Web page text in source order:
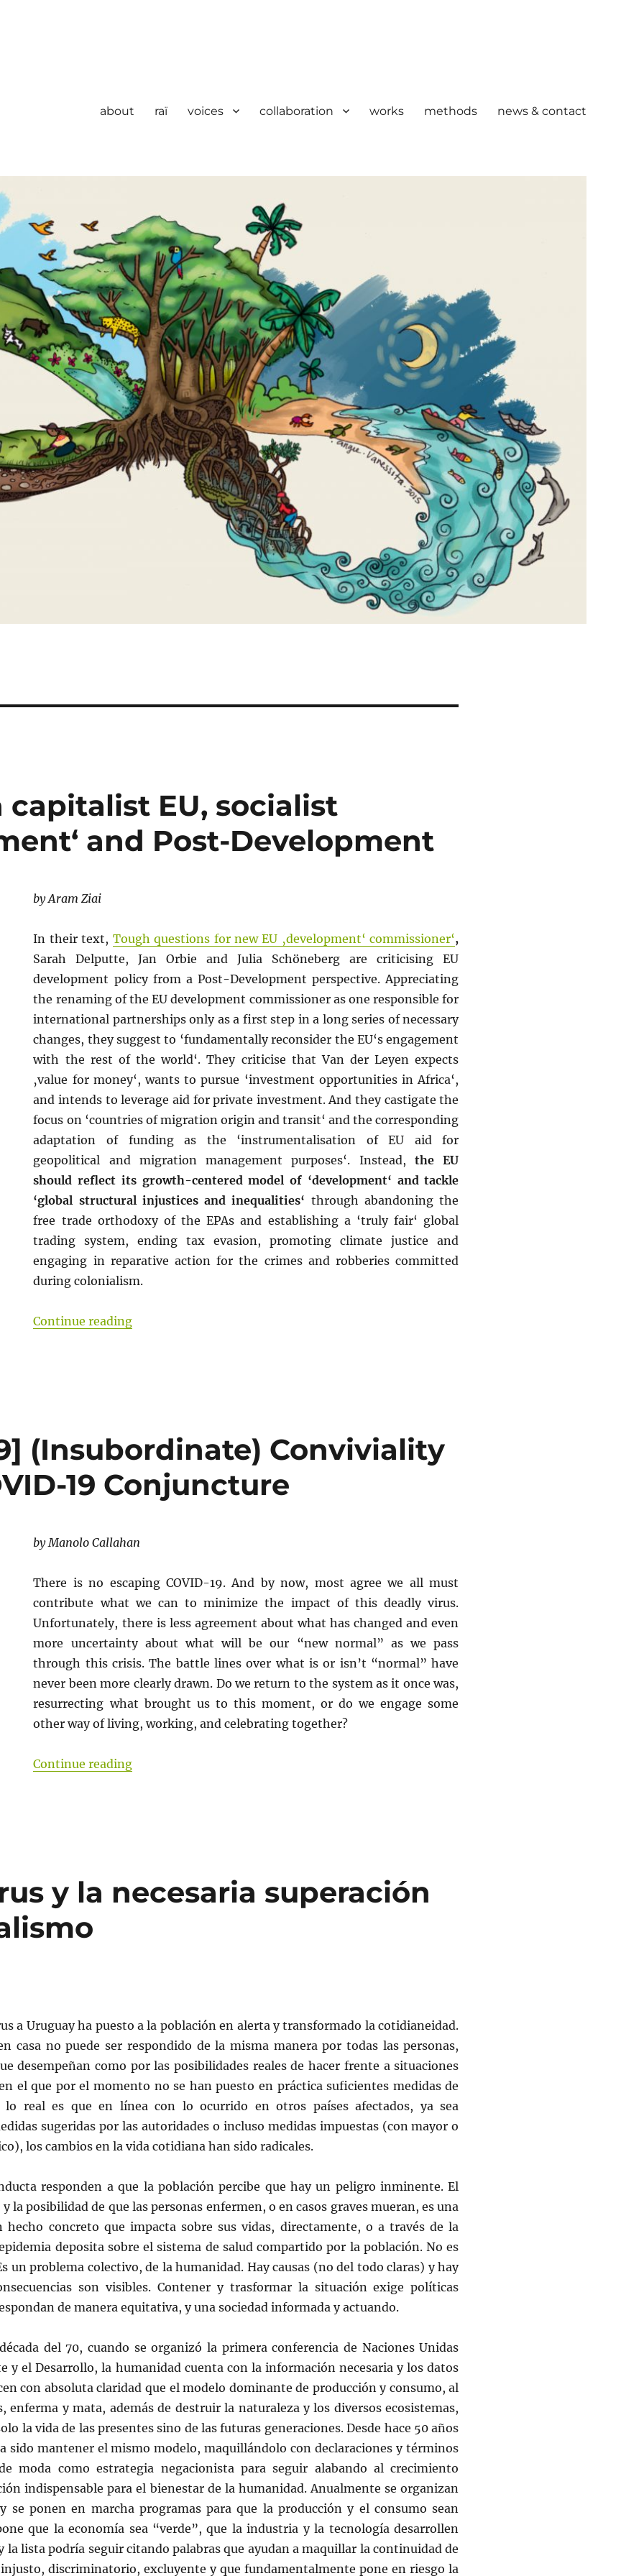
about raï voices collaboration works methods news & contact
capitalist EU, socialist
and Post-Development
by Aram Ziai
In their text, Tough questions for new EU ‚development‘ commissioner‘,
Sarah Delputte, Jan Orbie and Julia Schöneberg are criticising EU
development policy from a Post-Development perspective. Appreciating
the renaming of the EU development commissioner as one responsible for
international partnerships only as a first step in a long series of necessary
changes, they suggest to ‘fundamentally reconsider the EU‘s engagement
with the rest of the world‘. They criticise that Van der Leyen expects
‚value for money‘, wants to pursue ‘investment opportunities in Africa‘,
and intends to leverage aid for private investment. And they castigate the
focus on ‘countries of migration origin and transit‘ and the corresponding
adaptation of funding as the ‘instrumentalisation of EU aid for
geopolitical and migration management purposes‘. Instead,the EU
should reflect its growth-centered model of ‘development‘ and tackle
‘global structural injustices and inequalities‘ through abandoning the
free trade orthodoxy of the EPAs and establishing a ‘truly fair‘ global
trading system, ending tax evasion, promoting climate justice and
engaging in reparative action for the crimes and robberies committed
during colonialism.
Continue reading“Taming a capitalist EU, socialist ‚development‘ and Post-Development”
(Insubordinate) Conviviality
19 Conjuncture
by Manolo Callahan
There is no escaping COVID-19. And by now, most agree we all must
contribute what we can to minimize the impact of this deadly virus.
Unfortunately, there is less agreement about what has changed and even
more uncertainty about what will be our “new normal” as we pass
through this crisis. The battle lines over what is or isn’t “normal” have
never been more clearly drawn. Do we return to the system as it once was,
resurrecting what brought us to this moment, or do we engage some
other way of living, working, and celebrating together?
Continue reading“[COVID-19] (Insubordinate) Conviviality in the COVID-19 Conjuncture”
y la necesaria superación
a Uruguay ha puesto a la población en alerta y transformado la cotidianeidad.
casa no puede ser respondido de la misma manera por todas las personas,
desempeñan como por las posibilidades reales de hacer frente a situaciones
el que por el momento no se han puesto en práctica suficientes medidas de
lo real es que en línea con lo ocurrido en otros países afectados, ya sea
sugeridas por las autoridades o incluso medidas impuestas (con mayor o
los cambios en la vida cotidiana han sido radicales.
responden a que la población percibe que hay un peligro inminente. El
la posibilidad de que las personas enfermen, o en casos graves mueran, es una
hecho concreto que impacta sobre sus vidas, directamente, o a través de la
deposita sobre el sistema de salud compartido por la población. No es
un problema colectivo, de la humanidad. Hay causas (no del todo claras) y hay
son visibles. Contener y trasformar la situación exige políticas
de manera equitativa, y una sociedad informada y actuando.
del 70, cuando se organizó la primera conferencia de Naciones Unidas
y el Desarrollo, la humanidad cuenta con la información necesaria y los datos
con absoluta claridad que el modelo dominante de producción y consumo, al
enferma y mata, además de destruir la naturaleza y los diversos ecosistemas,
la vida de las presentes sino de las futuras generaciones. Desde hace 50 años
sido mantener el mismo modelo, maquillándolo con declaraciones y términos
moda como estrategia negacionista para seguir alabando al crecimiento
indispensable para el bienestar de la humanidad. Anualmente se organizan
se ponen en marcha programas para que la producción y el consumo sean
que la economía sea “verde”, que la industria y la tecnología desarrollen
la lista podría seguir citando palabras que ayudan a maquillar la continuidad de
discriminatorio, excluyente y que fundamentalmente pone en riesgo la